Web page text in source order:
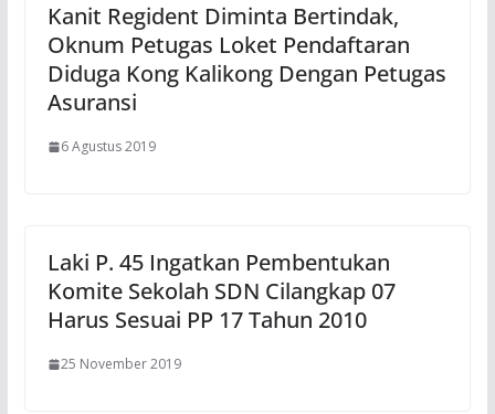
Kanit Regident Diminta Bertindak,
Oknum Petugas Loket Pendaftaran
Diduga Kong Kalikong Dengan Petugas
Asuransi
6 Agustus 2019
Laki P. 45 Ingatkan Pembentukan
Komite Sekolah SDN Cilangkap 07
Harus Sesuai PP 17 Tahun 2010
25 November 2019